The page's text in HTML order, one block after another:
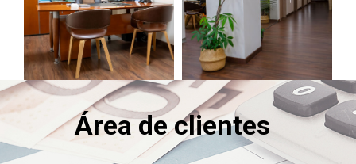
Área de clientes